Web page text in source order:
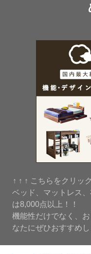
↑ ↑ ↑ こちらをクリッ
ベッド、マットレス
は8,000点以上！！
機能性だけでなく、
なたにぜひおすすめし